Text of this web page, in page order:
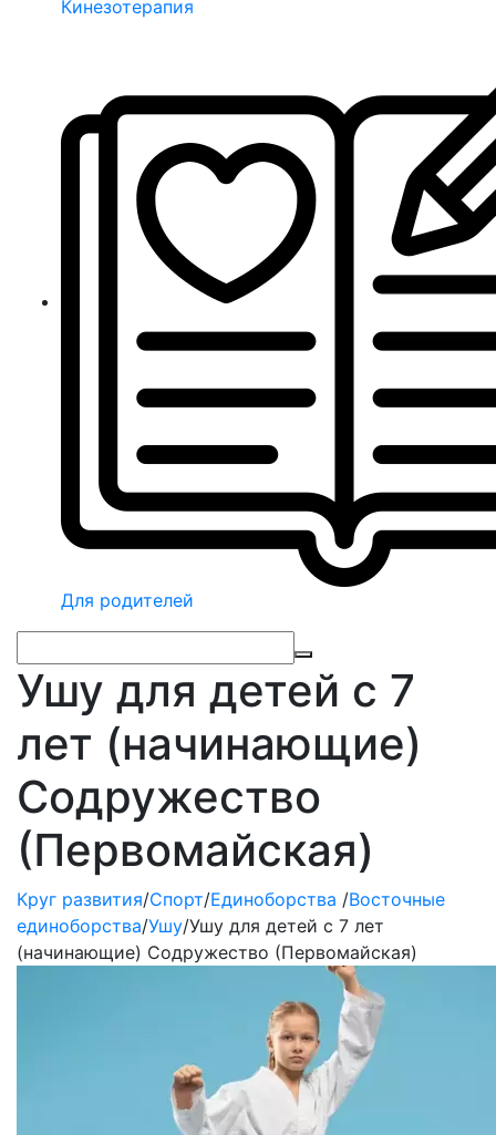
Кинезотерапия
Для родителей
Ушу для детей с 7
лет (начинающие)
Содружество
(Первомайская)
Круг развития/Спорт/Единоборства /Восточные
единоборства/Ушу/Ушу для детей с 7 лет
(начинающие) Содружество (Первомайская)